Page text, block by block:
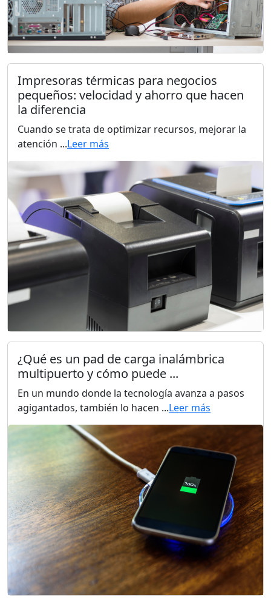
Impresoras térmicas para negocios
pequeños: velocidad y ahorro que hacen
la diferencia
Cuando se trata de optimizar recursos, mejorar la
atención ...Leer más
¿Qué es un pad de carga inalámbrica
multipuerto y cómo puede ...
En un mundo donde la tecnología avanza a pasos
agigantados, también lo hacen ...Leer más